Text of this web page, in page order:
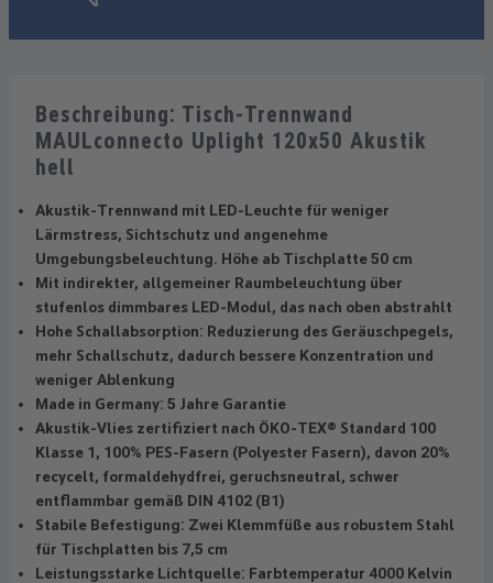
Beschreibung: Tisch-Trennwand
MAULconnecto Uplight 120x50 Akustik
hell
Akustik-Trennwand mit LED-Leuchte für weniger
Lärmstress, Sichtschutz und angenehme
Umgebungsbeleuchtung. Höhe ab Tischplatte 50 cm
Mit indirekter, allgemeiner Raumbeleuchtung über
stufenlos dimmbares LED-Modul, das nach oben abstrahlt
Hohe Schallabsorption: Reduzierung des Geräuschpegels,
mehr Schallschutz, dadurch bessere Konzentration und
weniger Ablenkung
Made in Germany: 5 Jahre Garantie
Akustik-Vlies zertifiziert nach ÖKO-TEX® Standard 100
Klasse 1, 100% PES-Fasern (Polyester Fasern), davon 20%
recycelt, formaldehydfrei, geruchsneutral, schwer
entflammbar gemäß DIN 4102 (B1)
Stabile Befestigung: Zwei Klemmfüße aus robustem Stahl
für Tischplatten bis 7,5 cm
Leistungsstarke Lichtquelle: Farbtemperatur 4000 Kelvin